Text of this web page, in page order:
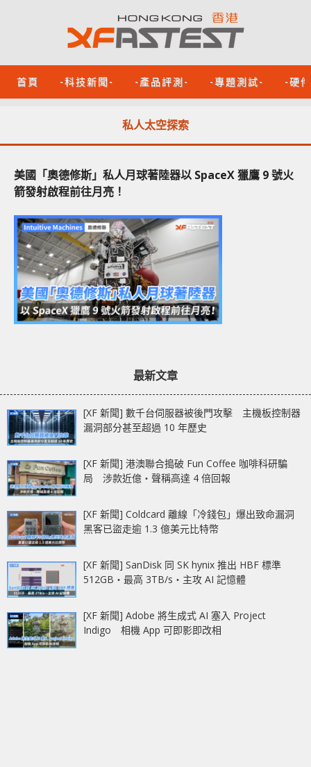
首頁 -科技新聞- -產品評測- -專題測試- -硬
私人太空探索
美國「奧德修斯」私人月球著陸器以 SpaceX 獵鷹 9 號火
箭發射啟程前往月亮！
最新文章
[XF 新聞] 數千台伺服器被後門攻擊 主機板控制器
漏洞部分甚至超過 10 年歷史
[XF 新聞] 港澳聯合搗破 Fun Coffee 咖啡科研騙
局 涉款近億‧聲稱高達 4 倍回報
[XF 新聞] Coldcard 離線「冷錢包」爆出致命漏洞
黑客已盜走逾 1.3 億美元比特幣
[XF 新聞] SanDisk 同 SK hynix 推出 HBF 標準
512GB‧最高 3TB/s‧主攻 AI 記憶體
[XF 新聞] Adobe 將生成式 AI 塞入 Project
Indigo 相機 App 可即影即改相